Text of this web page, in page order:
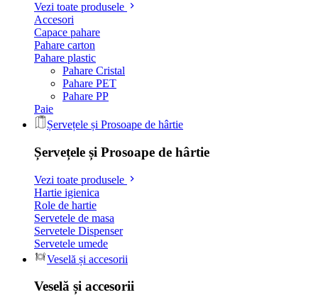
Vezi toate produsele
Accesori
Capace pahare
Pahare carton
Pahare plastic
Pahare Cristal
Pahare PET
Pahare PP
Paie
Șervețele și Prosoape de hârtie
Șervețele și Prosoape de hârtie
Vezi toate produsele
Hartie igienica
Role de hartie
Servetele de masa
Servetele Dispenser
Servetele umede
Veselă și accesorii
Veselă și accesorii